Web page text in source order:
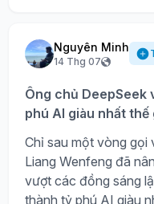
Nguyên Minh
14 Thg 07
Ông chủ DeepSeek
phú AI giàu nhất thế
Chỉ sau một vòng gọi
Liang Wenfeng đã
vượt các đồng sáng
thành tỷ phú AI giàu